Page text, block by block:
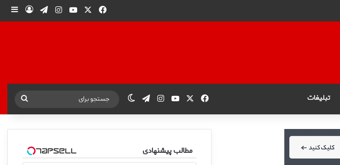
فیس بوکیوتیوباینستاگرام
تلگرامورود
تبلیغات فیس بوکیوتیوباینستاگرام
تلگرامتغییر پوسته
جستجو
برای
مطالب پیشنهادی